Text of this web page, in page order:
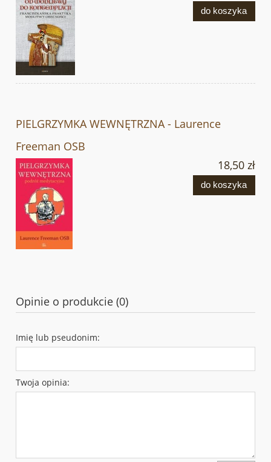
do koszyka
PIELGRZYMKA WEWNĘTRZNA - Laurence
Freeman OSB
18,50 zł
do koszyka
Opinie o produkcie (0)
Imię lub pseudonim:
Twoja opinia: